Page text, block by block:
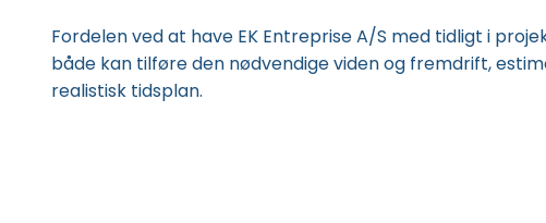
Fordelen ved at have EK Entreprise A/S med tidligt i
både kan tilføre den nødvendige viden og fremdrift,
realistisk tidsplan.​